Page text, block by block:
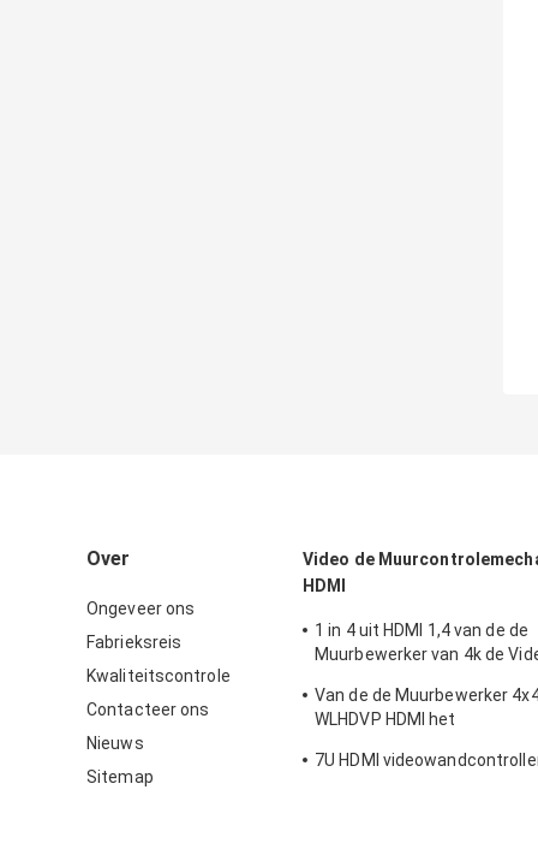
Over
Ongeveer ons
Fabrieksreis
Kwaliteitscontrole
Contacteer ons
Nieuws
Sitemap
Video de
HDMI
1 in 4 uit HDMI 1,4 van de de
Muurbewerker van 4k de
Van de de Muurbewerker
WLHDVP HDMI het
Machtsmatrijs Dubbele
7U HDMI